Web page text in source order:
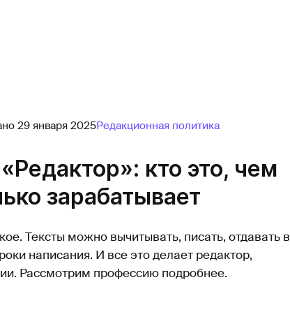
29 января 2025Редакционная политика
кто это, чем
зарабатывает
Тексты можно вычитывать, писать, отдавать в
написания. И все это делает редактор,
Рассмотрим профессию подробнее.